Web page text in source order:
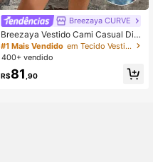
Breezaya CURVE
Breezaya Vestido Cami Casual Diár
io para Encontros com Estampa de
Letras para Mulheres Plus Size
#1 Mais Vendido
em Tecido Vestidos Tamanhos Grandes
400+ vendido
R$81 ,90